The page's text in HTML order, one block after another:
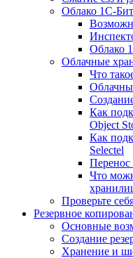
Облако 1С-
Облако
Облачные
Что
Как
Object
Как
Selectel
Перенос
Что
Проверьте
Резервное
Основные
Создание
Хранение и